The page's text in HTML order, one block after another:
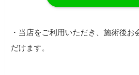
・当店をご利用いただき、施術後お
だけます。